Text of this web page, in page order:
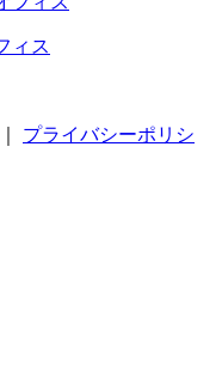
ィス
プライバシーポリシ